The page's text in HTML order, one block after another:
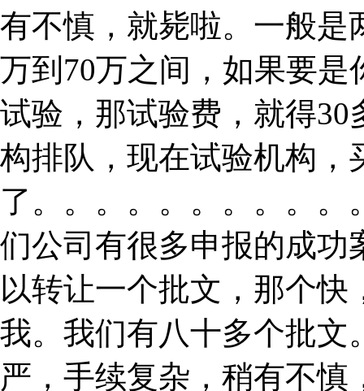
有不慎，就毙啦。一般是
万到70万之间，如果要
试验，那试验费，就得
构排队，现在试验机构，
了。。。。。。。。。
们公司有很多申报的成功
以转让一个批文，那个
我。我们有八十多个批文
严，手续复杂，稍有不